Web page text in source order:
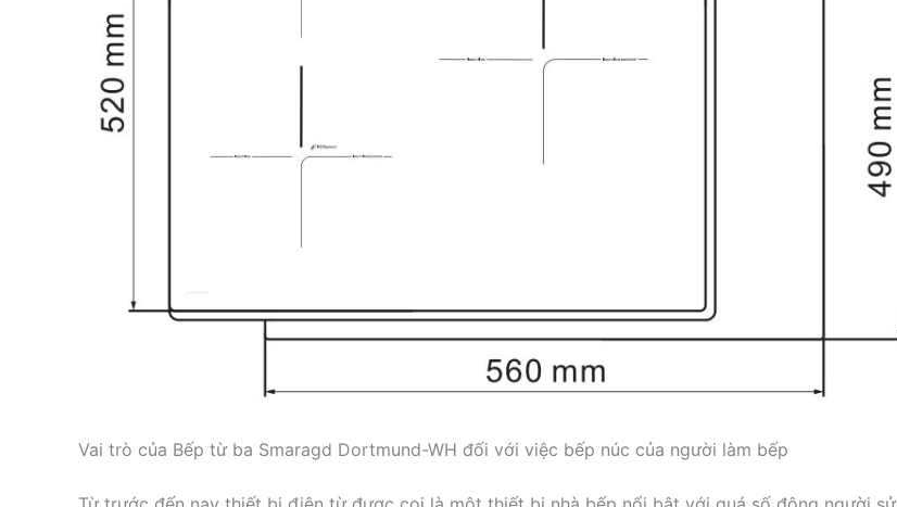
Vai trò của Bếp từ ba Smaragd Dortmund-WH đối với việc bếp núc của người làm bếp